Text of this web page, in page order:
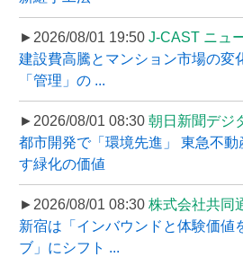
►2026/08/01 19:50 J-CAST ニュ
建設費高騰とマンション市場の変
「管理」の ...
►2026/08/01 08:30 朝日新聞デジ
都市開発で「環境先進」 東急不
す緑化の価値
►2026/08/01 08:30 株式会社共同
新宿は「インバウンドと体験価値
ブ」にシフト ...